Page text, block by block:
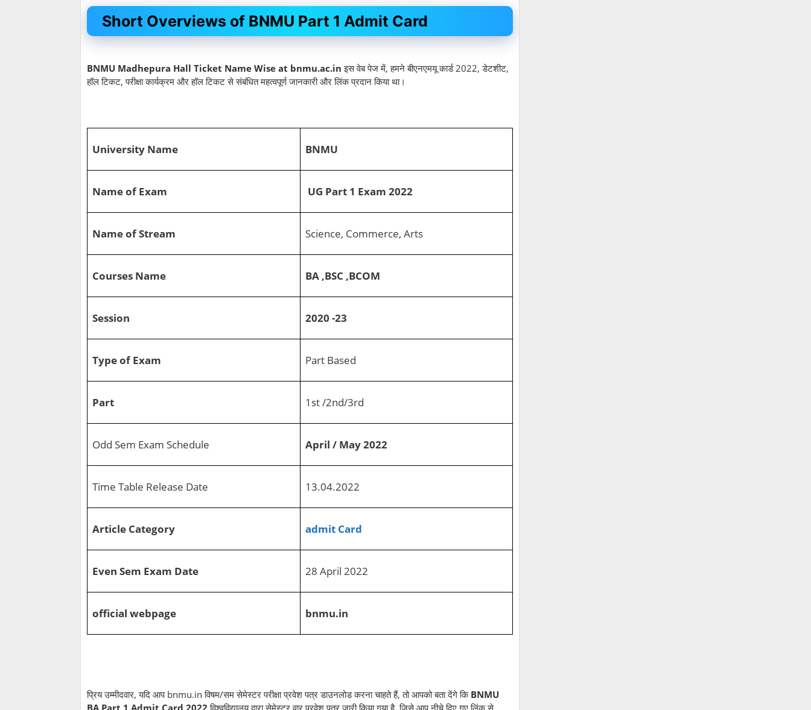
Short Overviews of BNMU Part 1 Admit Card
BNMU Madhepura Hall Ticket Name Wise at bnmu.ac.in इस वेब पेज में, हमने बीएनएमयू कार्ड 2022, डेटशीट,
हॉल टिकट, परीक्षा कार्यक्रम और हॉल टिकट से संबंधित महत्वपूर्ण जानकारी और लिंक प्रदान किया था।
University Name BNMU
Name of Exam UG Part 1 Exam 2022
Name of Stream Science, Commerce, Arts
Courses Name BA ,BSC ,BCOM
Session 2020 -23
Type of Exam Part Based
Part 1st /2nd/3rd
Odd Sem Exam Schedule April / May 2022
Time Table Release Date 13.04.2022
Article Category admit Card
Even Sem Exam Date 28 April 2022
official webpage bnmu.in
प्रिय उम्मीदवार, यदि आप bnmu.in विषम/सम सेमेस्टर परीक्षा प्रवेश पत्र डाउनलोड करना चाहते हैं, तो आपको बता देंगे कि BNMU